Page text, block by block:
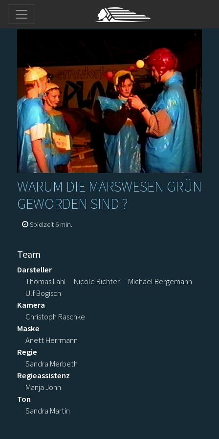
WARUM DIE MARSWESEN GRÜN
GEWORDEN SIND ?
Spielzeit 6 min.
Team
Darsteller
Thomas Lahl
Nicole Richter
Michael Bergemann
Ulf Bogisch
Kamera
Christoph Raschke
Maske
Anett Herrmann
Regie
Sandra Merbeth
Regieassistenz
Manja John
Ton
Sandra Martin